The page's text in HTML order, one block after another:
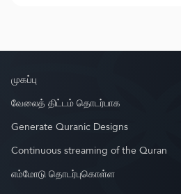
முகப்பு
வேலைத் திட்டம் தொடர்பாக
Generate Quranic Designs
Continuous streaming of the Quran
எம்மோடு தொடர்புகொள்ள